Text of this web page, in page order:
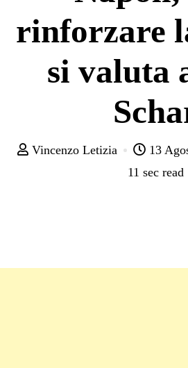
rinforzare
si valuta
Vincenzo Letizia 13
11 sec read